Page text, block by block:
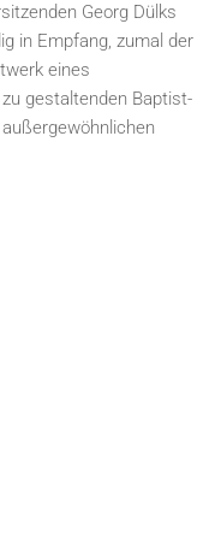
Georg Dülks
in Empfang, zumal der
eines
gestaltenden Baptist-